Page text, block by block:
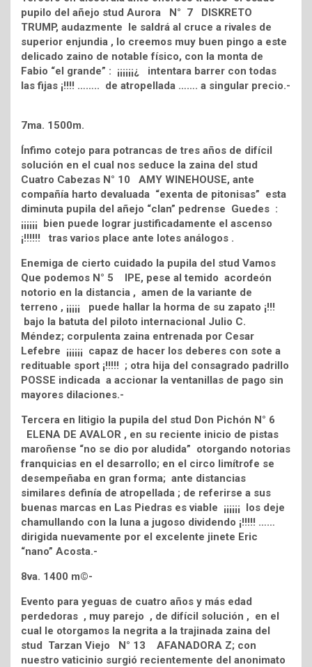
pupilo del añejo stud Aurora N° 7 DISKRETO
TRUMP, audazmente le saldrá al cruce a rivales de
superior enjundia , lo creemos muy buen pingo a este
delicado zaino de notable físico, con la monta de
Fabio “el grande” : ¡¡¡¡¡¡¿ intentara barrer con todas
las fijas ¡!!!! …….. de atropellada ……. a singular precio.-
7ma. 1500m.
Ínfimo cotejo para potrancas de tres años de difícil
solución en el cual nos seduce la zaina del stud
Cuatro Cabezas N° 10 AMY WINEHOUSE, ante
compañía harto devaluada “exenta de pitonisas” esta
diminuta pupila del añejo “clan” pedrense Guedes :
¡¡¡¡¡¡ bien puede lograr justificadamente el ascenso
¡!!!!!! tras varios place ante lotes análogos .
Enemiga de cierto cuidado la pupila del stud Vamos
Que podemos N° 5 IPE, pese al temido acordeón
notorio en la distancia , amen de la variante de
terreno , ¡¡¡¡¡ puede hallar la horma de su zapato ¡!!!
bajo la batuta del piloto internacional Julio C.
Méndez; corpulenta zaina entrenada por Cesar
Lefebre ¡¡¡¡¡¡ capaz de hacer los deberes con sote a
redituable sport ¡!!!!! ; otra hija del consagrado padrillo
POSSE indicada a accionar la ventanillas de pago sin
mayores dilaciones.-
Tercera en litigio la pupila del stud Don Pichón N° 6
ELENA DE AVALOR , en su reciente inicio de pistas
maroñense “no se dio por aludida” otorgando notorias
franquicias en el desarrollo; en el circo limítrofe se
desempeñaba en gran forma; ante distancias
similares definía de atropellada ; de referirse a sus
buenas marcas en Las Piedras es viable ¡¡¡¡¡¡ los deje
chamullando con la luna a jugoso dividendo ¡!!!!! ……
dirigida nuevamente por el excelente jinete Eric
“nano” Acosta.-
8va. 1400 m©-
Evento para yeguas de cuatro años y más edad
perdedoras , muy parejo , de difícil solución , en el
cual le otorgamos la negrita a la trajinada zaina del
stud Tarzan Viejo N° 13 AFANADORA Z; con
nuestro vaticinio surgió recientemente del anonimato